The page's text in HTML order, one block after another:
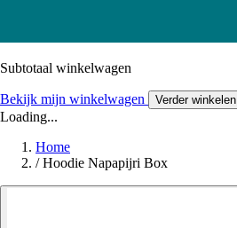
Subtotaal winkelwagen
Bekijk mijn winkelwagen Verder winkelen
Loading...
Home
/ Hoodie Napapijri Box